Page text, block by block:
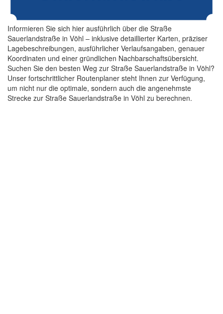
Informieren Sie sich hier ausführlich über die Straße
Sauerlandstraße in Vöhl – inklusive detaillierter Karten, präziser
Lagebeschreibungen, ausführlicher Verlaufsangaben, genauer
Koordinaten und einer gründlichen Nachbarschaftsübersicht.
Suchen Sie den besten Weg zur Straße Sauerlandstraße in Vöhl?
Unser fortschrittlicher Routenplaner steht Ihnen zur Verfügung,
um nicht nur die optimale, sondern auch die angenehmste
Strecke zur Straße Sauerlandstraße in Vöhl zu berechnen.